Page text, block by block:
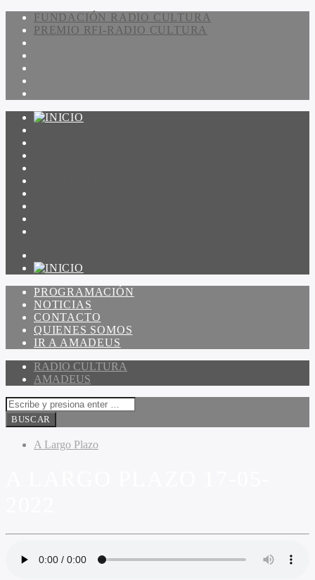
FUNDACIÓN RADIO CULTURA
PREMIO RFI-RADIO CULTURA
PROGRAMACIÓN
NOTICIAS
CONTACTO
QUIENES SOMOS
IR A AMADEUS
RADIO CULTURA
AMADEUS
A Largo Plazo